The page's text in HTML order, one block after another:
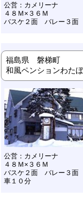
公営：カメリーナ
４８Ｍ×３６Ｍ
バスケ２面 バレー３面
福島県 磐梯町
和風ペンションわた
公営：カメリーナ
４８Ｍ×３６Ｍ
バスケ２面 バレー３面
車１０分